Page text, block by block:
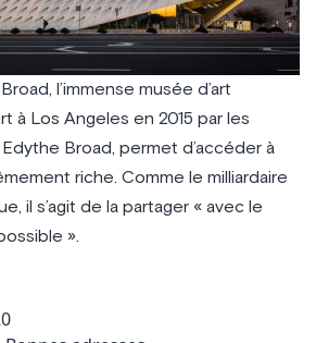
l’immense musée d’art
à Los Angeles en 2015 par les
Broad, permet d’accéder à
riche. Comme le milliardaire
il s’agit de la partager « avec le
».